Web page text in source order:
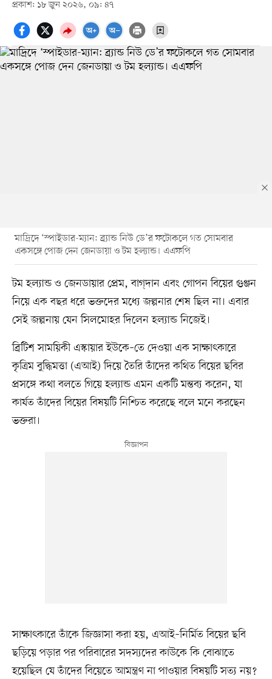
প্রকাশ: ১৮ জুন ২০২৬, ০৯: ৪৭
মাদ্রিদে ‘স্পাইডার-ম্যান: ব্র্যান্ড নিউ ডে’র ফটোকলে গত সোমবার
একসঙ্গে পোজ দেন জেনডায়া ও টম হল্যান্ড। এএফপি
টম হল্যান্ড ও জেনডায়ার প্রেম, বাগ্‌দান এবং গোপন বিয়ের গুঞ্জন
নিয়ে এক বছর ধরে ভক্তদের মধ্যে জল্পনার শেষ ছিল না। এবার
সেই জল্পনায় যেন সিলমোহর দিলেন হল্যান্ড নিজেই।
ব্রিটিশ সাময়িকী এস্কায়ার ইউকে–তে দেওয়া এক সাক্ষাৎকারে
কৃত্রিম বুদ্ধিমত্তা (এআই) দিয়ে তৈরি তাঁদের কথিত বিয়ের ছবির
প্রসঙ্গে কথা বলতে গিয়ে হল্যান্ড এমন একটি মন্তব্য করেন, যা
কার্যত তাঁদের বিয়ের বিষয়টি নিশ্চিত করেছে বলে মনে করছেন
ভক্তরা।
সাক্ষাৎকারে তাঁকে জিজ্ঞাসা করা হয়, এআই–নির্মিত বিয়ের ছবি
ছড়িয়ে পড়ার পর পরিবারের সদস্যদের কাউকে কি বোঝাতে
হয়েছিল যে তাঁদের বিয়েতে আমন্ত্রণ না পাওয়ার বিষয়টি সত্য নয়?